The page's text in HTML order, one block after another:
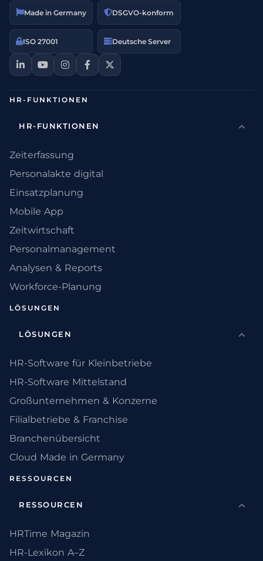
Made in Germany DSGVO-konform
ISO 27001 Deutsche Server
HR-FUNKTIONEN
HR-FUNKTIONEN
Zeiterfassung
Personalakte digital
Einsatzplanung
Mobile App
Zeitwirtschaft
Personalmanagement
Analysen & Reports
Workforce-Planung
LÖSUNGEN
LÖSUNGEN
HR-Software für Kleinbetriebe
HR-Software Mittelstand
Großunternehmen & Konzerne
Filialbetriebe & Franchise
Branchenübersicht
Cloud Made in Germany
RESSOURCEN
RESSOURCEN
HRTime Magazin
HR-Lexikon A–Z